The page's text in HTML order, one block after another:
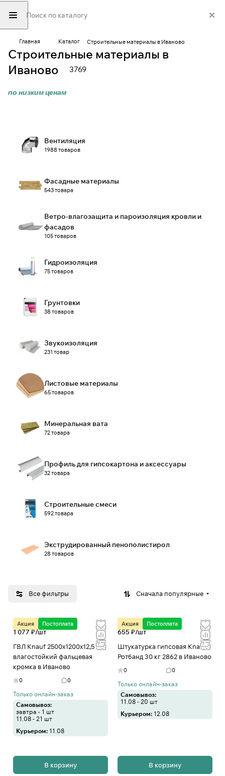
Главная Каталог Строительные материалы в Иваново
Строительные материалы в
Иваново
3769
по низким ценам
Вентиляция
1988 товаров
Фасадные материалы
543 товара
Ветро-влагозащита и пароизоляция кровли и
фасадов
105 товаров
Гидроизоляция
75 товаров
Грунтовки
38 товаров
Звукоизоляция
231 товар
Листовые материалы
65 товаров
Минеральная вата
72 товара
Профиль для гипсокартона и аксессуары
32 товара
Строительные смеси
592 товара
Экструдированный пенополистирол
28 товаров
Все фильтры Сначала популярные
Акция Постоплата
1 077 ₽/шт
ГВЛ Knauf 2500х1200х12,5 мм
влагостойкий фальцевая
кромка в Иваново
0 0
Только онлайн-заказ
Самовывоз:
завтра - 1 шт
11.08 - 21 шт
Курьером: 11.08
В корзину
Акция Постоплата
655 ₽/шт
Штукатурка гипсовая Knauf
Ротбанд 30 кг 2862 в Иваново
0 0
Только онлайн-заказ
Самовывоз:
11.08 - 20 шт
Курьером: 12.08
В корзину